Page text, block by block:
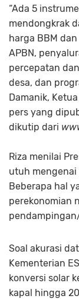
“Ada 5
mendongkrak
harga BBM
APBN,
percepatan
desa, dan
Damanik,
pers yang
dikutip dari
Riza menilai
utuh mengenai
Beberapa hal
perekonomian
Soal akurasi
Kementerian
konversi solar
kapal hingga